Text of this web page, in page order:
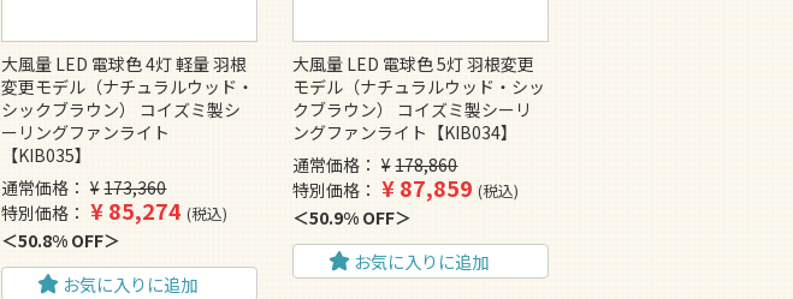
大風量 LED 電球色 4灯 軽量 羽根
変更モデル（ナチュラルウッド・
シックブラウン） コイズミ製シ
ーリングファンライト
【KIB035】
通常価格
¥ 173,360
特別価格
¥85,274 税込
50.8% OFF
お気に入りに追加
大風量 LED 電球色 5灯 羽根変更
モデル（ナチュラルウッド・シッ
クブラウン） コイズミ製シーリ
ングファンライト【KIB034】
通常価格
¥ 178,860
特別価格
¥87,859 税込
50.9% OFF
お気に入りに追加